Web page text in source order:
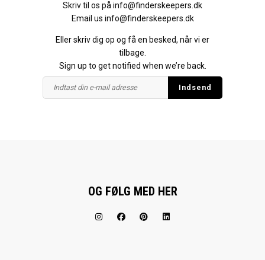
Skriv til os på info@finderskeepers.dk
Email us info@finderskeepers.dk
Eller skriv dig op og få en besked, når vi er
tilbage.
Sign up to get notified when we’re back.
OG FØLG MED HER